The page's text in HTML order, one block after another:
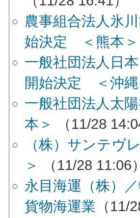
農事組合法人氷
始決定 ＜熊本
一般社団法人日
開始決定 ＜沖
一般社団法人太
本＞
（11/28
（株）サンテヴ
＞
（11/28 11:06
永目海運（株）
貨物海運業 （11/